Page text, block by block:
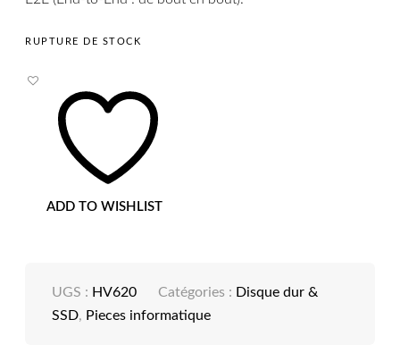
RUPTURE DE STOCK
ADD TO WISHLIST
UGS : HV620 Catégories : Disque dur &
SSD, Pieces informatique